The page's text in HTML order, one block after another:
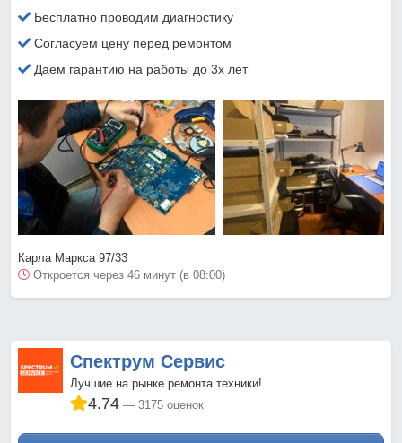
Бесплатно проводим диагностику
Согласуем цену перед ремонтом
Даем гарантию на работы до 3х лет
Карла Маркса 97/33
Откроется через 46 минут (в 08:00)
Спектрум Сервис
Лучшие на рынке ремонта техники!
4.74 3175 оценок